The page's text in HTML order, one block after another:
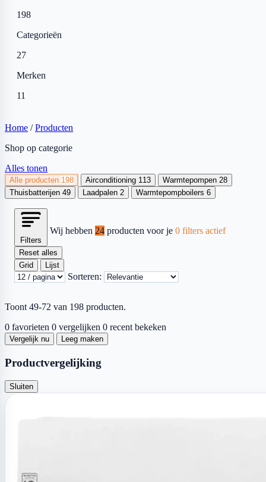
198
Categorieën
27
Merken
11
Home / Producten
Shop op categorie
Alles tonen
Alle producten 198 Airconditioning 113 Warmtepompen 28
Thuisbatterijen 49 Laadpalen 2 Warmtepompboilers 6
Filters
Wij hebben 24 producten voor je 0 filters actief
Reset alles
Grid
Lijst
Sorteren:
Toont 49-72 van 198 producten.
0 favorieten 0 vergelijken 0 recent bekeken
Vergelijk nu Leeg maken
Productvergelijking
Sluiten